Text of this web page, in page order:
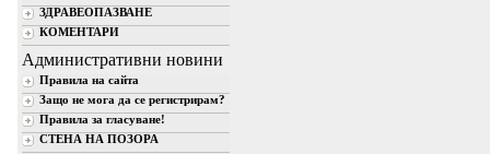
ЗДРАВЕОПАЗВАНЕ
КОМЕНТАРИ
Административни новини
Правила на сайта
Защо не мога да се регистрирам?
Правила за гласуване!
СТЕНА НА ПОЗОРА